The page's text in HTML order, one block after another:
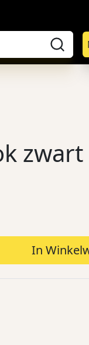
zwart
In